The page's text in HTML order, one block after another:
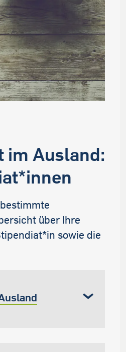
im Ausland:
über Ihre
sowie die